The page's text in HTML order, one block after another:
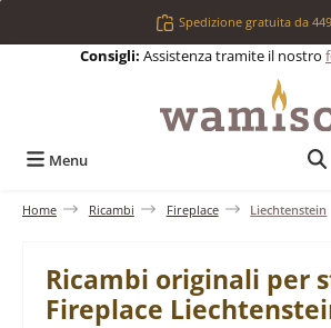
Passa al contenuto principaleSpedizione gratuita da
Consigli: Assistenza tramite il nostro
Menu
Home Ricambi Fireplace Liechtenstein
Ricambi originali per
Fireplace